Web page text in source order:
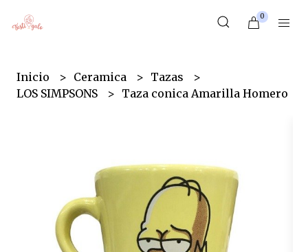
0
Inicio Ceramica
Tazas
LOS SIMPSONS
Taza conica Amarilla Homero